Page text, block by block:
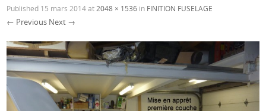
Published 15 mars 2014at 2048 × 1536 in FINITION FUSELAGE
← Previous Next →